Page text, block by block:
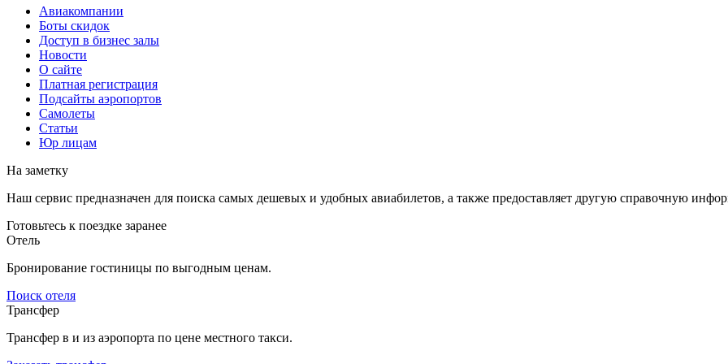
Авиакомпании
Боты скидок
Доступ в бизнес залы
Новости
О сайте
Платная регистрация
Подсайты аэропортов
Самолеты
Статьи
Юр лицам
На заметку
Наш сервис предназначен для поиска самых дешевых и удобных авиабилетов, а также предоставляет другую справочную
Готовьтесь к поездке заранее
Отель
Бронирование гостиницы по выгодным ценам.
Поиск отеля
Трансфер
Трансфер в и из аэропорта по цене местного такси.